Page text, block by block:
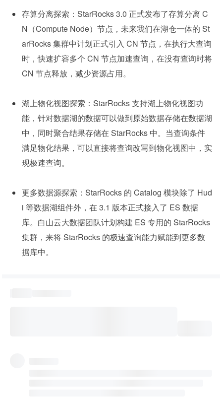
存算分离探索：StarRocks 3.0 正式发布了存算分离 C
N（Compute Node）节点，未来我们在湖仓一体的 St
arRocks 集群中计划正式引入 CN 节点，在执行大查询
时，快速扩容多个 CN 节点加速查询，在没有查询时将
CN 节点释放，减少资源占用。
湖上物化视图探索：StarRocks 支持湖上物化视图功
能，针对数据湖的数据可以做到原始数据存储在数据湖
中，同时聚合结果存储在 StarRocks 中。当查询条件
满足物化结果，可以直接将查询改写到物化视图中，实
现极速查询。
更多数据源探索：StarRocks 的 Catalog 模块除了 Hud
i 等数据湖组件外，在 3.1 版本正式接入了 ES 数据
库。白山云大数据团队计划构建 ES 专用的 StarRocks
集群，来将 StarRocks 的极速查询能力赋能到更多数
据库中。